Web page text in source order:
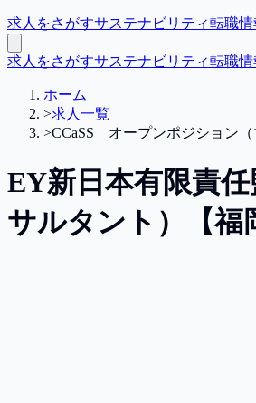
求人をさがすサステナビリティ転職情
求人をさがすサステナビリティ転職情
ホーム
>求人一覧
>CCaSS オープンポジション（
EY新日本有限責
サルタント）【福